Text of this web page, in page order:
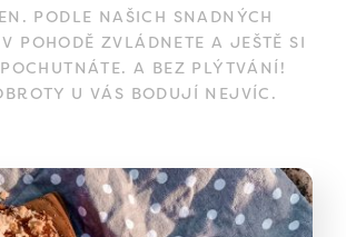
PODLE NAŠICH SNADNÝCH
POHODĚ ZVLÁDNETE A JEŠTĚ SI
A BEZ PLÝTVÁNÍ!
U VÁS BODUJÍ NEJVÍC.